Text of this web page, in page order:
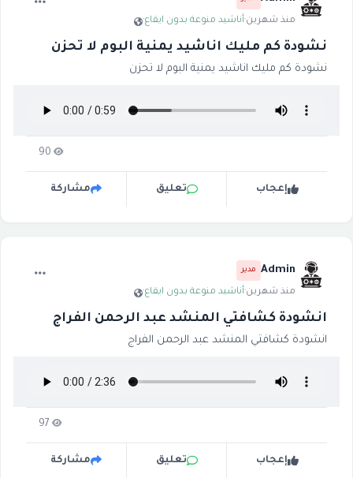
منذ شهرين·أناشيد منوعة بدون ايقاع·
نشودة كم مليك اناشيد يمنية البوم لا تحزن
نشودة كم مليك اناشيد يمنية البوم لا تحزن
90
إعجاب تعليق مشاركة
Admin مدير
منذ شهرين·أناشيد منوعة بدون ايقاع·
انشودة كشافتي المنشد عبد الرحمن الفراج
انشودة كشافتي المنشد عبد الرحمن الفراج
97
إعجاب تعليق مشاركة